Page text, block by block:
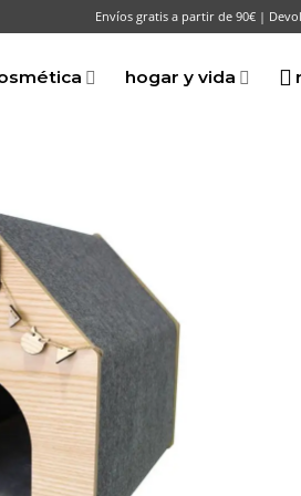
Envíos gratis a partir de 90€ |
hogar y vida